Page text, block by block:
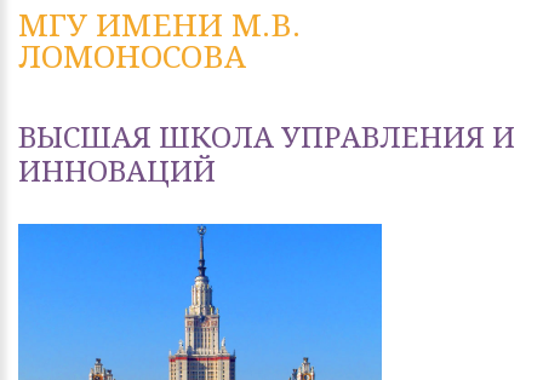
МГУ ИМЕНИ М.В.
ЛОМОНОСОВА
ВЫСШАЯ ШКОЛА УПРАВЛЕНИЯ И
ИННОВАЦИЙ